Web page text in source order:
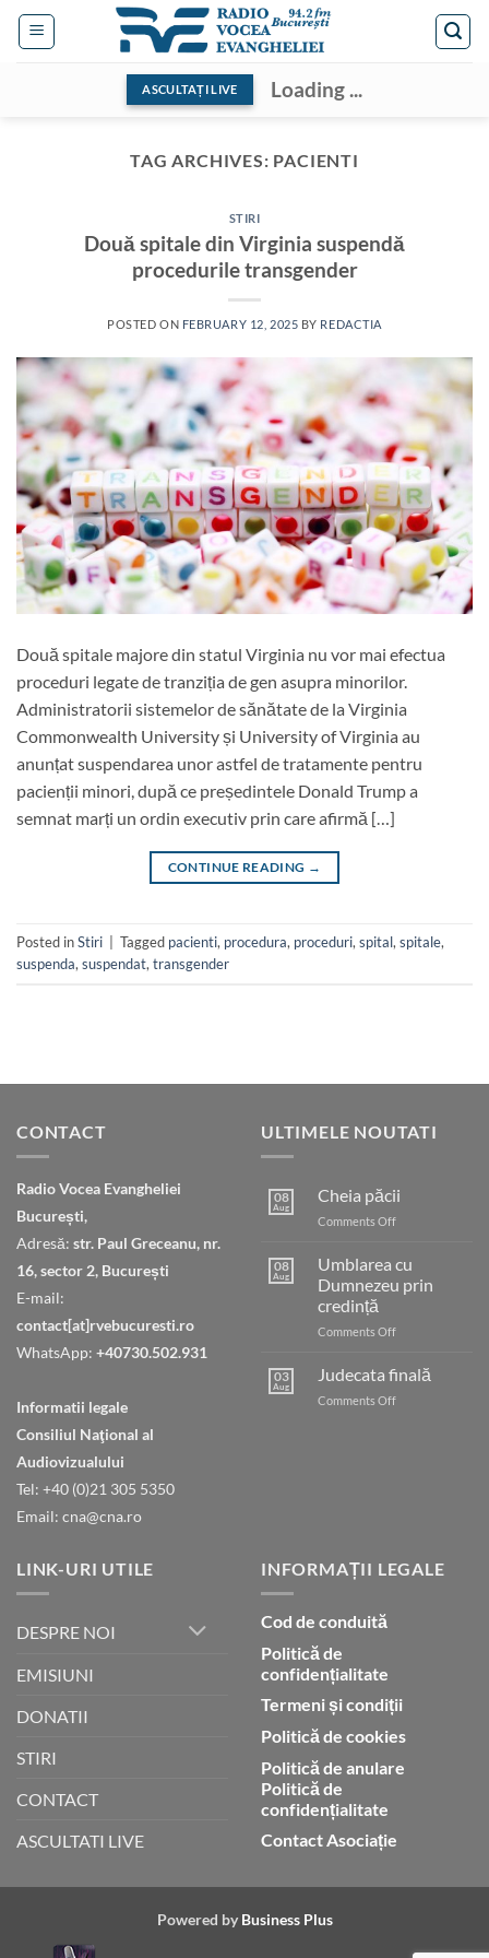
Skip
ASCULTAȚI LIVE Loading ...
TAG ARCHIVES: PACIENTI
STIRI
Două spitale din Virginia suspendă
procedurile transgender
POSTED ON FEBRUARY 12, 2025 BY REDACTIA
Două spitale majore din statul Virginia nu vor mai efectua
proceduri legate de tranziția de gen asupra minorilor.
Administratorii sistemelor de sănătate de la Virginia
Commonwealth University și University of Virginia au
anunțat suspendarea unor astfel de tratamente pentru
pacienții minori, după ce președintele Donald Trump a
semnat marți un ordin executiv prin care afirmă […]
CONTINUE READING →
Posted inStiri Tagged pacienti, procedura, proceduri, spital, spitale,
suspenda, suspendat, transgender
CONTACT
Radio Vocea Evangheliei
București,
Adresă: str. Paul Greceanu, nr.
16, sector 2, București
E-mail:
contact[at]rvebucuresti.ro
WhatsApp: +40730.502.931
Informatii legale
Consiliul Naţional al
Audiovizualului
Tel: +40 (0)21 305 5350
Email: cna@cna.ro
ULTIMELE NOUTATI
08
Aug
Cheia păcii
Comments Offon
08
Aug
Umblarea cu
Dumnezeu prin
credință
Comments Offon
cu
Dumnezeu
prin
03
Aug
Judecata finală
Comments Offon
LINK-URI UTILE
DESPRE NOI
EMISIUNI
DONATII
STIRI
CONTACT
ASCULTATI LIVE
INFORMAȚII LEGALE
Cod de conduită
Politică de
confidențialitate
Termeni și condiții
Politică de cookies
Politică de anulare
Politică de
confidențialitate
Contact Asociație
Powered by Business Plus